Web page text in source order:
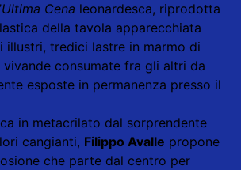
Ultima Cena leonardesca, riprodotta
della tavola apparecchiata
illustri, tredici lastre in marmo di
consumate fra gli altri da
esposte in permanenza presso il
in metacrilato dal sorprendente
cangianti, Filippo Avalle propone
che parte dal centro per